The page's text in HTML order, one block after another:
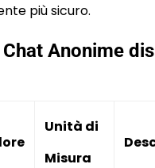
più sicuro.
Anonime
Unità di
Misura